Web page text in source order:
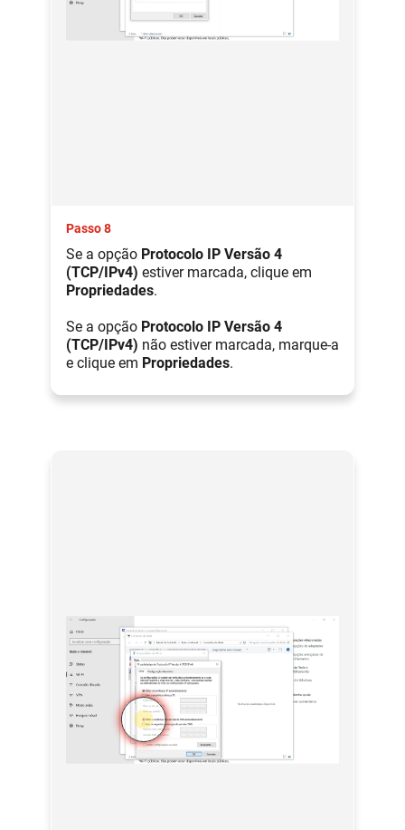
Passo 8
Se a opção Protocolo IP Versão 4
(TCP/IPv4) estiver marcada, clique em
Propriedades.
Se a opção Protocolo IP Versão 4
(TCP/IPv4) não estiver marcada, marque-a
e clique em Propriedades.